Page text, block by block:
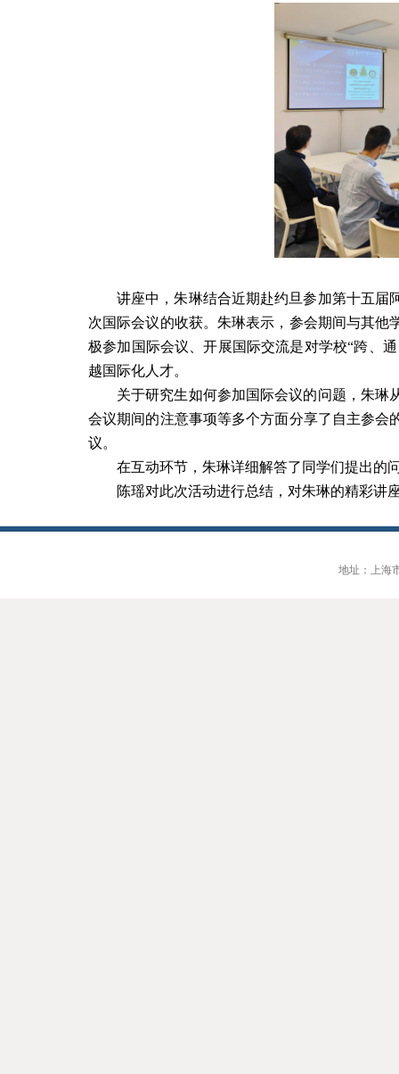
讲座中，朱琳结合近期赴约旦参加第十五届
次国际会议的收获。朱琳表示，参会期间与其
极参加国际会议、开展国际交流是对学校“跨、
越国际化人才。
关于研究生如何参加国际会议的问题，朱琳
会议期间的注意事项等多个方面分享了自主参
议。
在互动环节，朱琳详细解答了同学们提出的
陈瑶对此次活动进行总结，对朱琳的精彩讲
地址：上海